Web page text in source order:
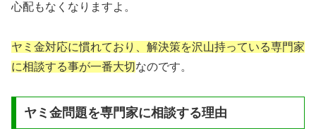
心配もなくなりますよ。
ヤミ金対応に慣れており、解決策を沢山持っている専門家
に相談する事が一番大切なのです。
ヤミ金問題を専門家に相談する理由